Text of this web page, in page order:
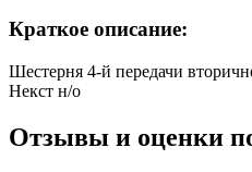
Краткое описание:
Шестерня 4-й передачи
Некст н/о
Отзывы и оценки